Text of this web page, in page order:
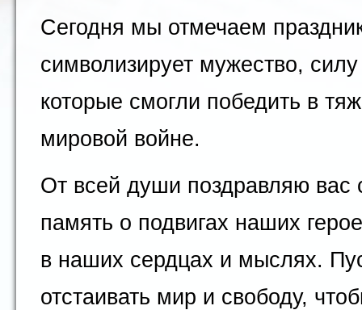
Сегодня мы отмечаем
символизирует мужество,
которые смогли победить в
мировой войне.
От всей души поздравляю вас
память о подвигах наших
в наших сердцах и мыслях.
отстаивать мир и свободу,